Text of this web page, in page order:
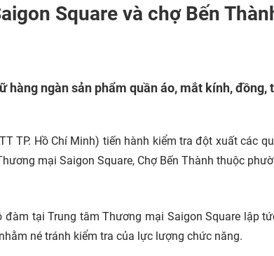
Square và chợ Bến
hàng ngàn sản phẩm quần áo, mắt kính, đồng,
TP. Hồ Chí Minh) tiến hành kiểm tra đột xuất các
mại Saigon Square, Chợ Bến Thành thuộc
tại Trung tâm Thương mại Saigon Square lập
né tránh kiểm tra của lực lượng chức năng.